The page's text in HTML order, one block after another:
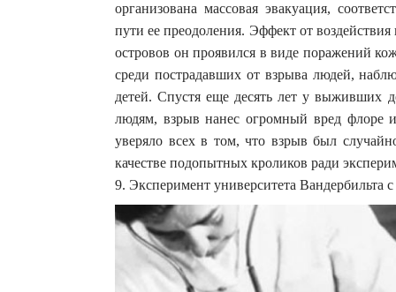
организована массовая эвакуация,
пути ее преодоления. Эффект от
островов он проявился в виде поражений
среди пострадавших от взрыва людей,
детей. Спустя еще десять лет у выживших
людям, взрыв нанес огромный вред флоре
уверяло всех в том, что взрыв был
качестве подопытных кроликов ради
9. Эксперимент университета Вандербильта